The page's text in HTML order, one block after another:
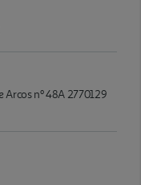
nº 48A 2770129